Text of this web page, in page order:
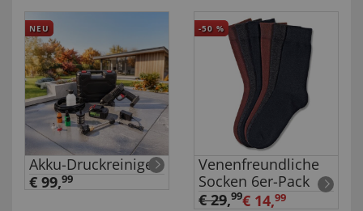
NEU
Akku-Druckreiniger
€ 99,99
-50 %
Venenfreundliche
Socken 6er-Pack
€ 29,99€ 14,99